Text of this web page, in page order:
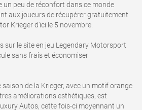
un peu de réconfort dans ce monde
aux joueurs de récupérer gratuitement
Krieger d'ici le 5 novembre.
sur le site en jeu Legendary Motorsport
sans frais et économiser
de la Krieger, avec un motif orange
améliorations esthétiques, est
Autos, cette fois-ci moyennant un